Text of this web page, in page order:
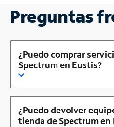
Preguntas
¿Puedo comprar
Spectrum en Eustis?
¿Puedo devolver
tienda de Spectrum en